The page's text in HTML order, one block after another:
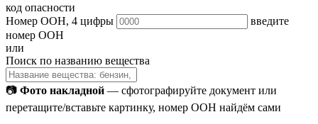
код опасности
Номер ООН, 4 цифры
введите
номер ООН
или
Поиск по названию вещества
📷 Фото накладной — сфотографируйте документ или
перетащите/вставьте картинку, номер ООН найдём сами